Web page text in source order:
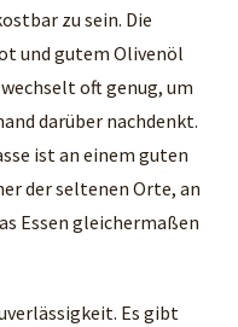
zu sein. Die
und gutem Olivenöl
oft genug, um
darüber nachdenkt.
ist an einem guten
der seltenen Orte, an
Essen gleichermaßen
Es gibt